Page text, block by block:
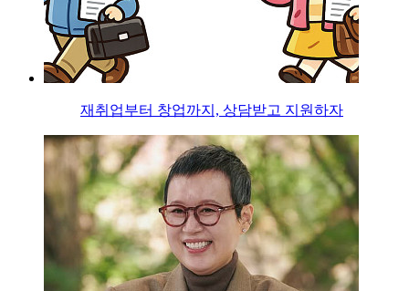
재취업부터 창업까지, 상담받고 지원하자